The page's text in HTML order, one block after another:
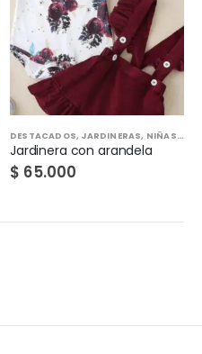
NIÑAS,TODO
DESTACADOS, JARDINERAS, NIÑAS,
Jardinera con arandela
$ 65.000